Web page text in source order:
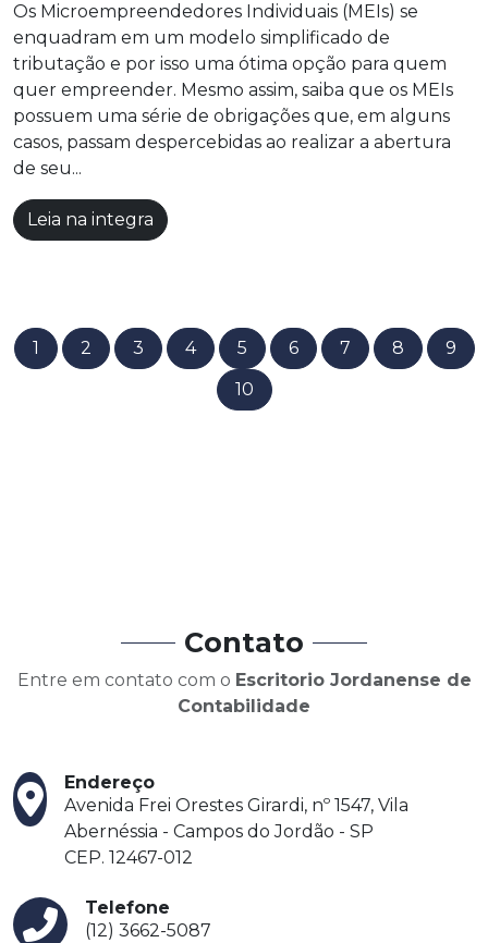
Os Microempreendedores Individuais (MEIs) se
enquadram em um modelo simplificado de
tributação e por isso uma ótima opção para quem
quer empreender. Mesmo assim, saiba que os MEIs
possuem uma série de obrigações que, em alguns
casos, passam despercebidas ao realizar a abertura
de seu...
Leia na integra
1 2 3 4 5 6 7 8
9
10
Contato
Entre em contato com o Escritorio Jordanense de
Contabilidade
Endereço
Avenida Frei Orestes Girardi, nº 1547, Vila
Abernéssia - Campos do Jordão - SP
CEP. 12467-012
Telefone
(12) 3662-5087